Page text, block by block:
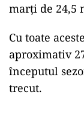
marți de 24,5
Cu toate
aproximativ
începutul
trecut.